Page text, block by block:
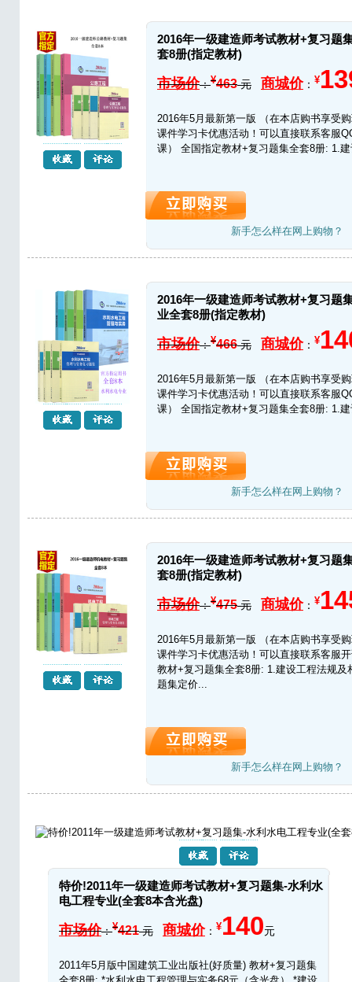
2016年一级建造师考试教材+复习题
套8册(指定教材)
市场价：¥463元 商城价： ¥
2016年5月最新第一版 （在本店购书享受
课件学习卡优惠活动！可以直接联系客服
课） 全国指定教材+复习题集全套8册: 1.
新手怎么样在网上购物？
2016年一级建造师考试教材+复习题
业全套8册(指定教材)
市场价：¥466元 商城价： ¥
2016年5月最新第一版 （在本店购书享受
课件学习卡优惠活动！可以直接联系客服
课） 全国指定教材+复习题集全套8册: 1.
新手怎么样在网上购物？
2016年一级建造师考试教材+复习题
套8册(指定教材)
市场价：¥475元 商城价： ¥
2016年5月最新第一版 （在本店购书享受
课件学习卡优惠活动！可以直接联系客服
教材+复习题集全套8册: 1.建设工程法规及
题集定价...
新手怎么样在网上购物？
特价!2011年一级建造师考试教材+复习题集-水利水
电工程专业(全套8本含光盘)
市场价：¥421元 商城价： ¥140元
2011年5月版中国建筑工业出版社(好质量) 教材+复习题集